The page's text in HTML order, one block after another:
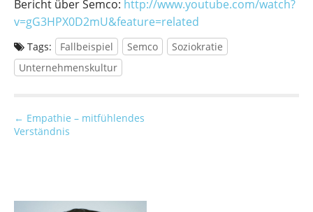
Bericht über Semco: http://www.youtube.com/watch?
v=gG3HPX0D2mU&feature=related
Tags: Fallbeispiel Semco
Soziokratie
Unternehmenskultur
P
o
← Empathie – mitfühlendes
Verständnis